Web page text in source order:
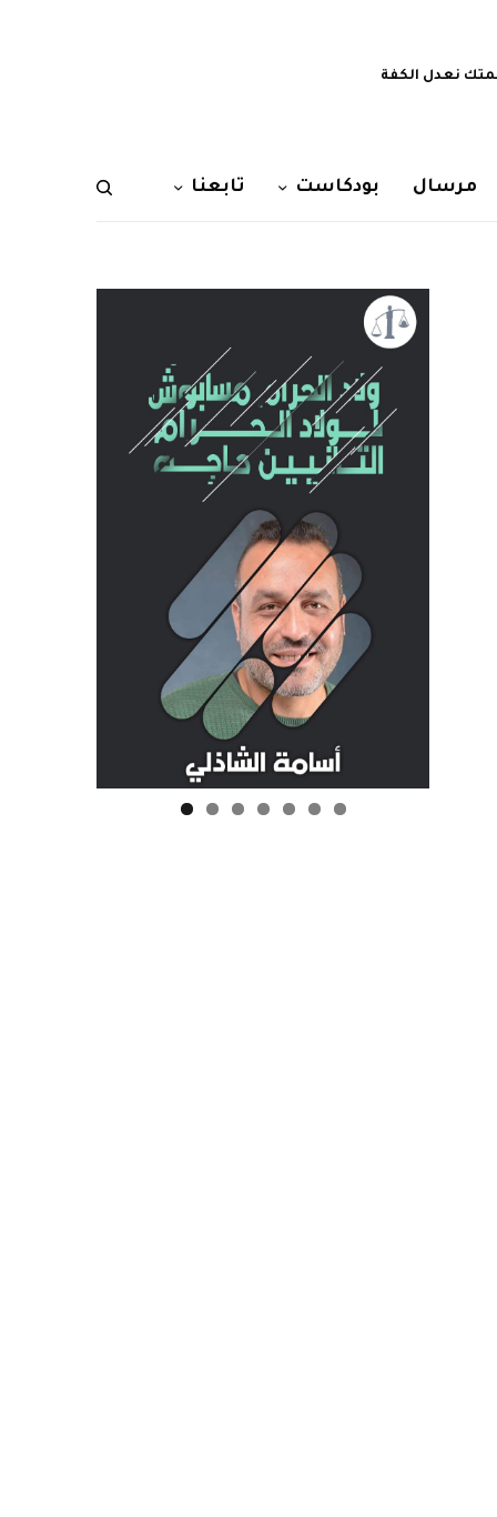
نعدل الكفة
مرسال بودكاست تابعنا